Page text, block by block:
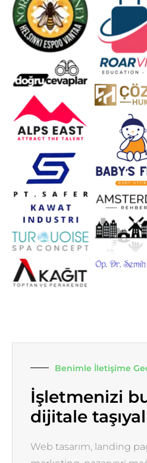
Benimle İletişime
İşletmenizi
dijitale
Web tasarım, landing